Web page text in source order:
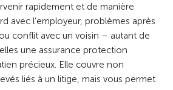
rapidement et de manière
avec l’employeur, problèmes après
conflit avec un voisin – autant de
une assurance protection
précieux. Elle couvre non
liés à un litige, mais vous permet